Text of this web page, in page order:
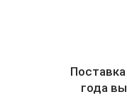
года